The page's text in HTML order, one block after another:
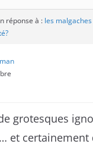
réponse à : les
grotesques
et certainement